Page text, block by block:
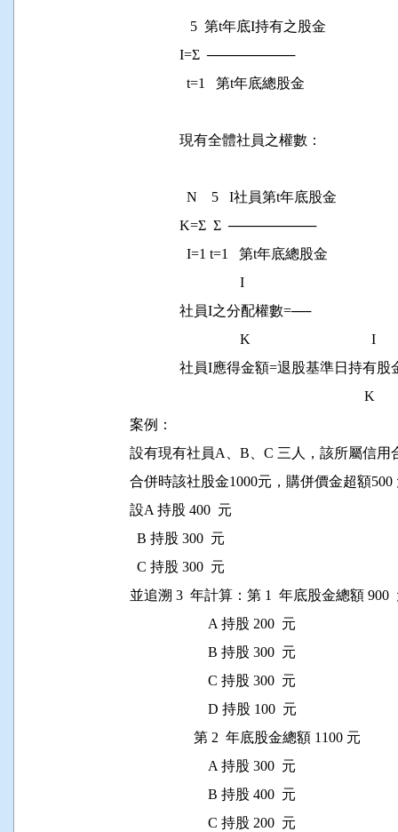
                 5  第t年底I持有之股金
              I=Σ  ─────────
                t=1   第t年底總股金
              現有全體社員之權數：
                N    5   I社員第t年底股金
              K=Σ  Σ  ─────────
                I=1 t=1   第t年底總股金
                               I
              社員I之分配權數=──
                               K                                  I
社員I應得金額=退股基準日持
                                                                  K
案例：
設有現有社員A、B、C 三人，該所屬信用
合併時該社股金1000元，購併價金超額500
設A 持股 400  元
  B 持股 300  元
  C 持股 300  元
並追溯 3  年計算：第 1  年底股金總額 900
                      A 持股 200  元
                      B 持股 300  元
                      C 持股 300  元
                      D 持股 100  元
                  第 2  年底股金總額 1100 元
                      A 持股 300  元
                      B 持股 400  元
                      C 持股 200  元